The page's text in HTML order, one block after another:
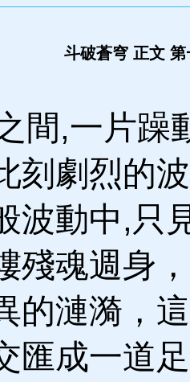
斗破蒼穹 正文
間,一片躁
刻劇烈的
波動中,只
殘魂週身
的漣漪，
匯成一道